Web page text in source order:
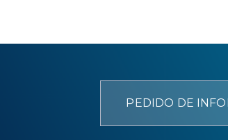
PEDIDO DE